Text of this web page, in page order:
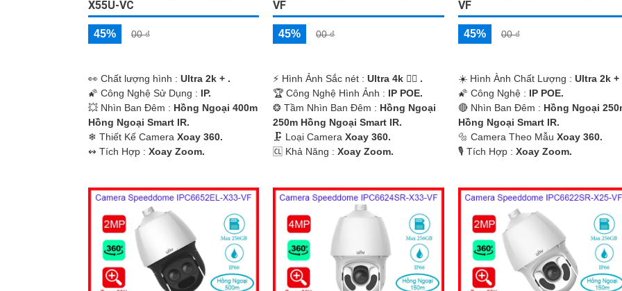
X55U-VC
45% 00 ₫
️👀 Chất lượng hình : Ultra 2k + .
🌠 Công Nghệ Sử Dụng : IP.
💥 Nhìn Ban Đêm : Hồng Ngoại 400m
Hồng Ngoại Smart IR.
❄ Thiết Kế Camera Xoay 360.
️↭ Tích Hợp : Xoay Zoom.
VF
45% 00 ₫
️⚡ Hình Ảnh Sắc nét :Ultra 4k 👍🏾 .
🏆 Công Nghệ Hình Ảnh : IP POE.
❂ Tầm Nhìn Ban Đêm : Hồng Ngoại
250m Hồng Ngoại Smart IR.
🗜️ Loại CameraXoay 360.
️🆑 Khả Năng :Xoay Zoom.
VF
45% 00 ₫
☀️ Hình Ành Chất Lượng : Ultra 2k +
🌠 Công Nghệ : IP POE.
🔴 Nhìn Ban Đêm : Hồng Ngoại
Hồng Ngoại Smart IR.
🔩 Camera Theo Mẫu Xoay 360.
️🎙 Tích Hợp : Xoay Zoom.